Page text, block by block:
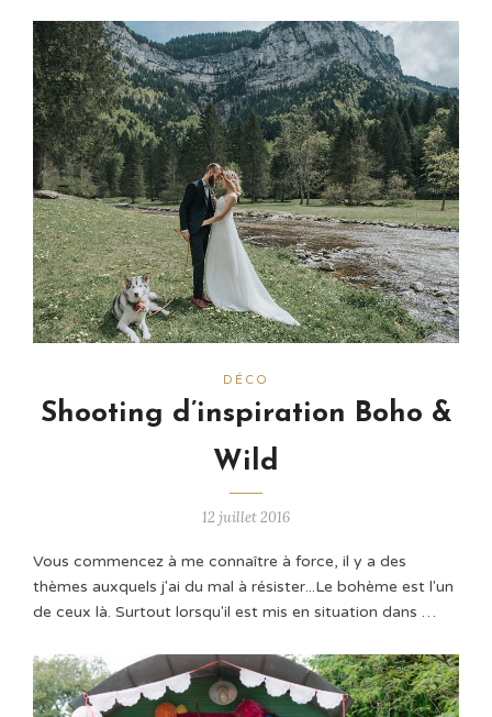
DÉCO
Shooting d’inspiration Boho &
Wild
12 juillet 2016
Vous commencez à me connaître à force, il y a des
thèmes auxquels j'ai du mal à résister...Le bohème est l'un
de ceux là. Surtout lorsqu'il est mis en situation dans …